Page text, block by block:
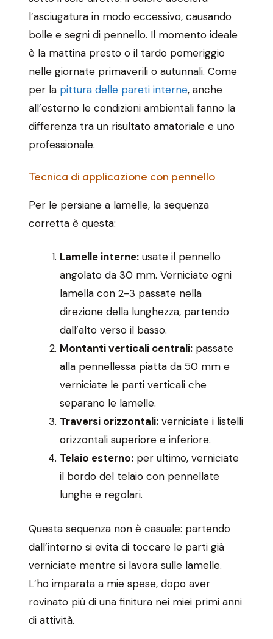
l’asciugatura in modo eccessivo, causando
bolle e segni di pennello. Il momento ideale
è la mattina presto o il tardo pomeriggio
nelle giornate primaverili o autunnali. Come
per la pittura delle pareti interne, anche
all’esterno le condizioni ambientali fanno la
differenza tra un risultato amatoriale e uno
professionale.
Tecnica di applicazione con pennello
Per le persiane a lamelle, la sequenza
corretta è questa:
Lamelle interne: usate il pennello
angolato da 30 mm. Verniciate ogni
lamella con 2-3 passate nella
direzione della lunghezza, partendo
dall’alto verso il basso.
Montanti verticali centrali: passate
alla pennellessa piatta da 50 mm e
verniciate le parti verticali che
separano le lamelle.
Traversi orizzontali: verniciate i listelli
orizzontali superiore e inferiore.
Telaio esterno: per ultimo, verniciate
il bordo del telaio con pennellate
lunghe e regolari.
Questa sequenza non è casuale: partendo
dall’interno si evita di toccare le parti già
verniciate mentre si lavora sulle lamelle.
L’ho imparata a mie spese, dopo aver
rovinato più di una finitura nei miei primi anni
di attività.